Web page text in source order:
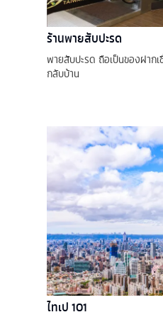
ร้านพายสับปะรด
พายสับปะรด ถือเป็นของฝาก
กลับบ้าน
ไทเป 101